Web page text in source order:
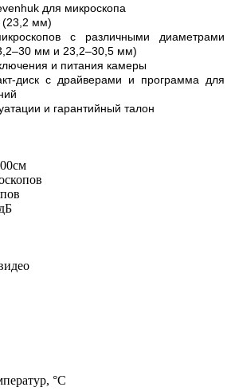
для микроскопа
(23,2 мм)
с различными диаметрами
мм и 23,2–30,5 мм)
и питания камеры
диск с драйверами и программа для
и гарантийный талон
°С